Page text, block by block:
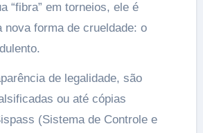
“fibra” em torneios, ele é
nova forma de crueldade: o
de legalidade, são
ou até cópias
(Sistema de Controle e